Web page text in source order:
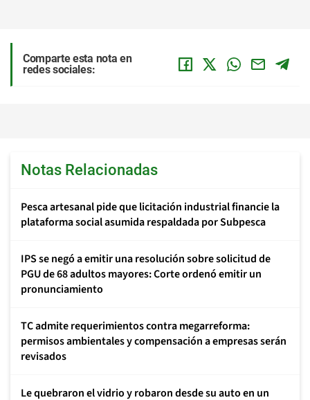
Comparte esta nota en
redes sociales:
Notas Relacionadas
Pesca artesanal pide que licitación industrial financie la
plataforma social asumida respaldada por Subpesca
IPS se negó a emitir una resolución sobre solicitud de
PGU de 68 adultos mayores: Corte ordenó emitir un
pronunciamiento
TC admite requerimientos contra megarreforma:
permisos ambientales y compensación a empresas serán
revisados
Le quebraron el vidrio y robaron desde su auto en un